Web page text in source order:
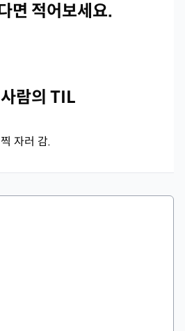
면 적어보세요.
람의 TIL
자러 감.